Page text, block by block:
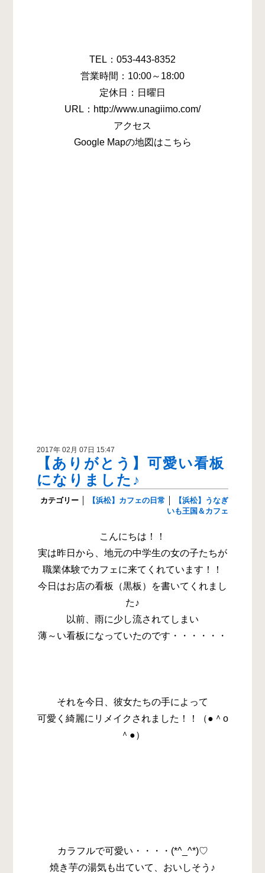
TEL：053-443-8352
営業時間：10:00～18:00
定休日：日曜日
URL：http://www.unagiimo.com/
アクセス
Google Mapの地図はこちら
2017年 02月 07日 15:47
【ありがとう】可愛い看板
になりました♪
カテゴリー 【浜松】カフェの日常
【浜松】うなぎ
いも王国＆カフェ
こんにちは！！
実は昨日から、地元の中学生の女の子たちが
職業体験でカフェに来てくれています！！
今日はお店の看板（黒板）を書いてくれまし
た♪
以前、雨に少し流されてしまい
薄～い看板になっていたのです・・・・・・
それを今日、彼女たちの手によって
可愛く綺麗にリメイクされました！！（●＾o
＾●）
カラフルで可愛い・・・・(*^_^*)♡
焼き芋の湯気も出ていて、おいしそう♪